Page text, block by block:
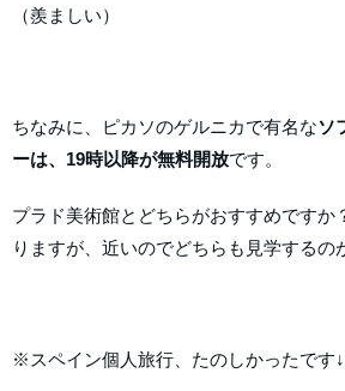
（羨ましい）
ちなみに、ピカソのゲルニカで有名なソ
ーは、19時以降が無料開放です。
プラド美術館とどちらがおすすめですか
りますが、近いのでどちらも見学するの
※スペイン個人旅行、たのしかったです